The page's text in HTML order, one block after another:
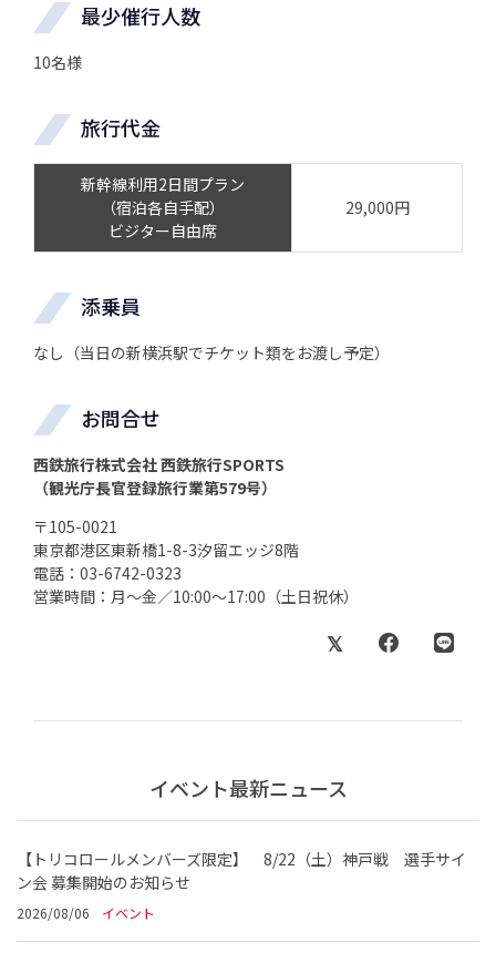
最少催行人数
10名様
旅行代金
新幹線利用2日間プラン
（宿泊各自手配）
ビジター自由席
29,000円
添乗員
なし（当日の新横浜駅でチケット類をお渡し予定）
お問合せ
西鉄旅行株式会社 西鉄旅行SPORTS
（観光庁長官登録旅行業第579号）
〒105-0021
東京都港区東新橋1-8-3汐留エッジ8階
電話：03-6742-0323
営業時間：月～金／10:00～17:00（土日祝休）
イベント最新ニュース
【トリコロールメンバーズ限定】 8/22（土）神戸戦 選手サイ
ン会 募集開始のお知らせ
2026/08/06 イベント